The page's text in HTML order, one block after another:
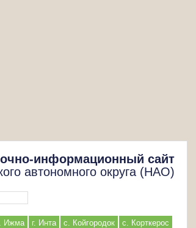
информационный сайт
автономного округа (НАО)
Ижма г. Инта с. Койгородок
с. Корткерос